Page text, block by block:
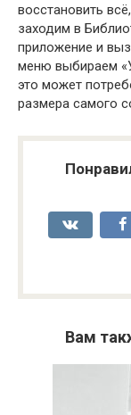
восстановить
заходим в
приложение и
меню выбираем
это может
размера самого
Вам